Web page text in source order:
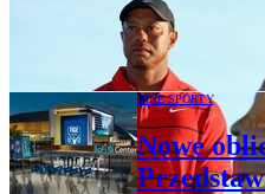
Jeszcze jeden
INNE SPORTY
Nowe